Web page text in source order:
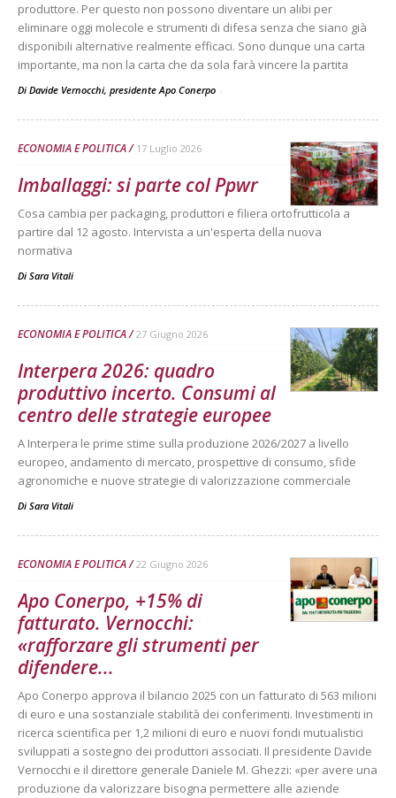
produttore. Per questo non possono diventare un alibi per
eliminare oggi molecole e strumenti di difesa senza che siano già
disponibili alternative realmente efficaci. Sono dunque una carta
importante, ma non la carta che da sola farà vincere la partita
Di Davide Vernocchi, presidente Apo Conerpo -
ECONOMIA E POLITICA 17 Luglio 2026
Imballaggi: si parte col Ppwr
Cosa cambia per packaging, produttori e filiera ortofrutticola a
partire dal 12 agosto. Intervista a un'esperta della nuova
normativa
Di Sara Vitali
ECONOMIA E POLITICA 27 Giugno 2026
Interpera 2026: quadro
produttivo incerto. Consumi al
centro delle strategie europee
A Interpera le prime stime sulla produzione 2026/2027 a livello
europeo, andamento di mercato, prospettive di consumo, sfide
agronomiche e nuove strategie di valorizzazione commerciale
Di Sara Vitali
ECONOMIA E POLITICA 22 Giugno 2026
Apo Conerpo, +15% di
fatturato. Vernocchi:
«rafforzare gli strumenti per
difendere...
Apo Conerpo approva il bilancio 2025 con un fatturato di 563 milioni
di euro e una sostanziale stabilità dei conferimenti. Investimenti in
ricerca scientifica per 1,2 milioni di euro e nuovi fondi mutualistici
sviluppati a sostegno dei produttori associati. Il presidente Davide
Vernocchi e il direttore generale Daniele M. Ghezzi: «per avere una
produzione da valorizzare bisogna permettere alle aziende